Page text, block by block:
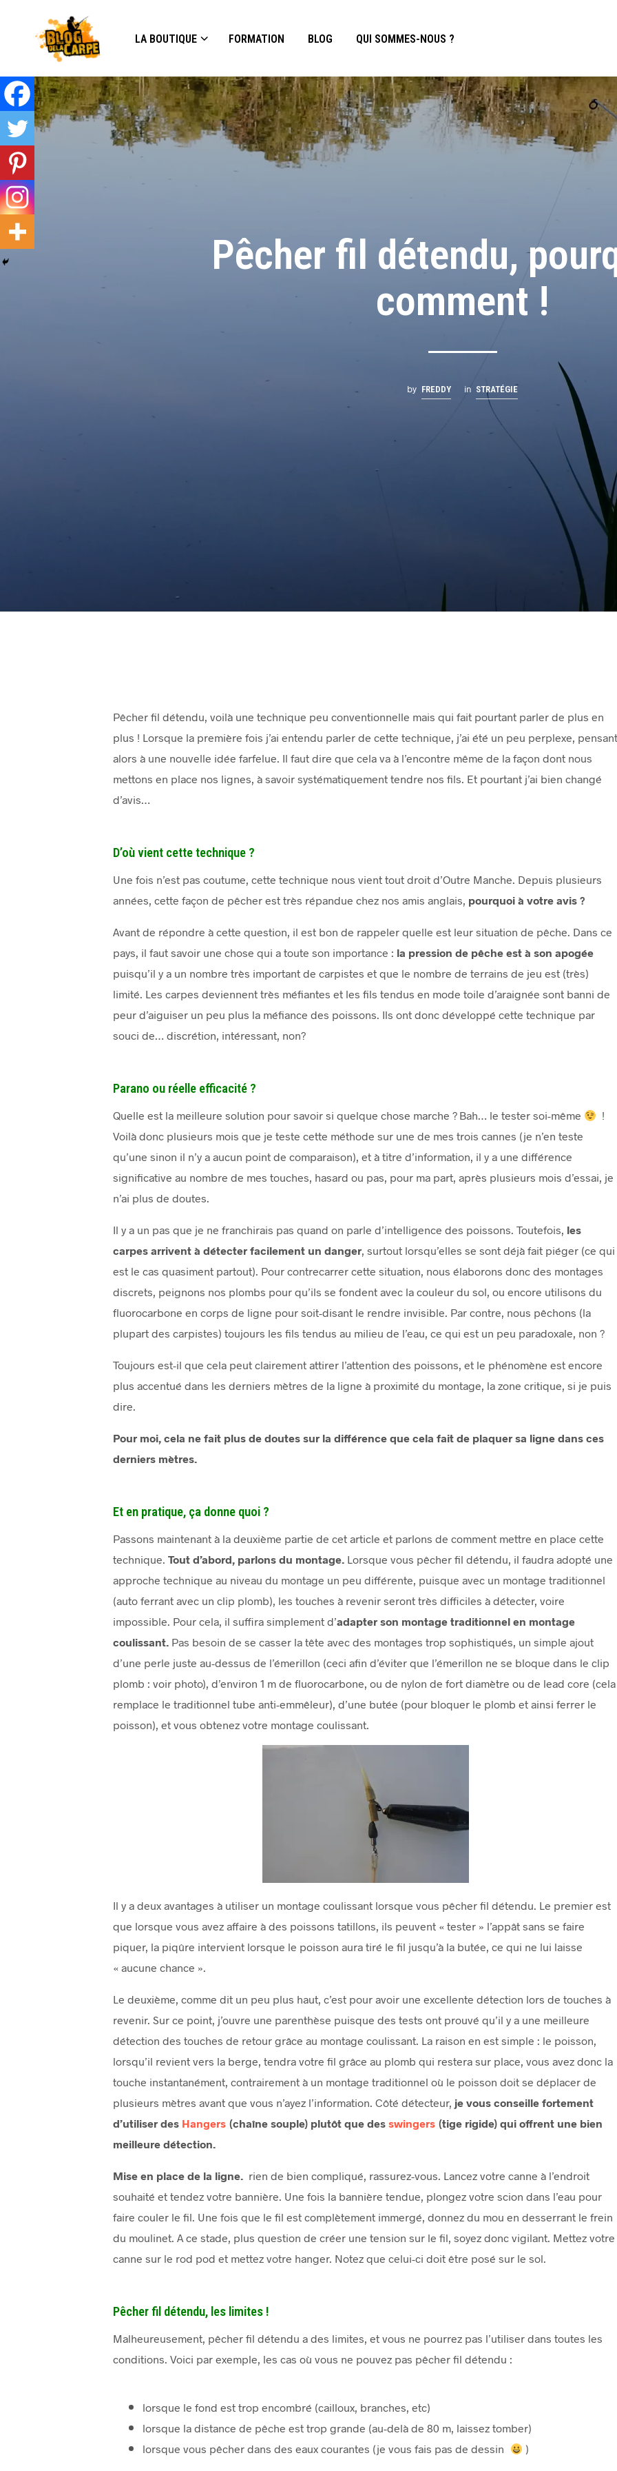
LA BOUTIQUE FORMATION BLOG QUI SOMMES-NOUS ?
Pêcher fil détendu,
comment !
by FREDDY in STRATÉGIE
Pêcher fil détendu, voilà une technique peu conventionnelle mais qui fait pourtant parler de plus en
plus ! Lorsque la première fois j’ai entendu parler de cette technique, j’ai été un peu perplexe, pensant
alors à une nouvelle idée farfelue. Il faut dire que cela va à l’encontre même de la façon dont nous
mettons en place nos lignes, à savoir systématiquement tendre nos fils. Et pourtant j’ai bien changé
d’avis…
D’où vient cette technique ?
Une fois n’est pas coutume, cette technique nous vient tout droit d’Outre Manche. Depuis plusieurs
années, cette façon de pêcher est très répandue chez nos amis anglais, pourquoi à votre avis ?
Avant de répondre à cette question, il est bon de rappeler quelle est leur situation de pêche. Dans ce
pays, il faut savoir une chose qui a toute son importance : la pression de pêche est à son apogée
puisqu’il y a un nombre très important de carpistes et que le nombre de terrains de jeu est (très)
limité. Les carpes deviennent très méfiantes et les fils tendus en mode toile d’araignée sont banni de
peur d’aiguiser un peu plus la méfiance des poissons. Ils ont donc développé cette technique par
souci de… discrétion, intéressant, non?
Parano ou réelle efficacité ?
Quelle est la meilleure solution pour savoir si quelque chose marche ? Bah… le tester soi-même
!
Voilà donc plusieurs mois que je teste cette méthode sur une de mes trois cannes (je n’en teste
qu’une sinon il n’y a aucun point de comparaison), et à titre d’information, il y a une différence
significative au nombre de mes touches, hasard ou pas, pour ma part, après plusieurs mois d’essai, je
n’ai plus de doutes.
Il y a un pas que je ne franchirais pas quand on parle d’intelligence des poissons. Toutefois, les
carpes arrivent à détecter facilement un danger, surtout lorsqu’elles se sont déjà fait piéger (ce qui
est le cas quasiment partout). Pour contrecarrer cette situation, nous élaborons donc des montages
discrets, peignons nos plombs pour qu’ils se fondent avec la couleur du sol, ou encore utilisons du
fluorocarbone en corps de ligne pour soit-disant le rendre invisible. Par contre, nous pêchons (la
plupart des carpistes) toujours les fils tendus au milieu de l’eau, ce qui est un peu paradoxale, non ?
Toujours est-il que cela peut clairement attirer l’attention des poissons, et le phénomène est encore
plus accentué dans les derniers mètres de la ligne à proximité du montage, la zone critique, si je puis
dire.
Pour moi, cela ne fait plus de doutes sur la différence que cela fait de plaquer sa ligne dans ces
derniers mètres.
Et en pratique, ça donne quoi ?
Passons maintenant à la deuxième partie de cet article et parlons de comment mettre en place cette
technique. Tout d’abord, parlons du montage.Lorsque vous pêcher fil détendu, il faudra adopté une
approche technique au niveau du montage un peu différente, puisque avec un montage traditionnel
(auto ferrant avec un clip plomb), les touches à revenir seront très difficiles à détecter, voire
impossible. Pour cela, il suffira simplement d’adapter son montage traditionnel en montage
coulissant.Pas besoin de se casser la tête avec des montages trop sophistiqués, un simple ajout
d’une perle juste au-dessus de l’émerillon (ceci afin d’éviter que l’émerillon ne se bloque dans le clip
plomb : voir photo), d’environ 1 m de fluorocarbone, ou de nylon de fort diamètre ou de lead core (cela
remplace le traditionnel tube anti-emmêleur), d’une butée (pour bloquer le plomb et ainsi ferrer le
poisson), et vous obtenez votre montage coulissant.
Il y a deux avantages à utiliser un montage coulissant lorsque vous pêcher fil détendu. Le premier est
que lorsque vous avez affaire à des poissons tatillons, ils peuvent « tester » l’appât sans se faire
piquer, la piqûre intervient lorsque le poisson aura tiré le fil jusqu’à la butée, ce qui ne lui laisse
« aucune chance ».
Le deuxième, comme dit un peu plus haut, c’est pour avoir une excellente détection lors de touches à
revenir. Sur ce point, j’ouvre une parenthèse puisque des tests ont prouvé qu’il y a une meilleure
détection des touches de retour grâce au montage coulissant. La raison en est simple : le poisson,
lorsqu’il revient vers la berge, tendra votre fil grâce au plomb qui restera sur place, vous avez donc la
touche instantanément, contrairement à un montage traditionnel où le poisson doit se déplacer de
plusieurs mètres avant que vous n’ayez l’information. Côté détecteur, je vous conseille fortement
d’utiliser des Hangers (chaîne souple) plutôt que des swingers (tige rigide) qui offrent une bien
meilleure détection.
Mise en place de la ligne.rien de bien compliqué, rassurez-vous. Lancez votre canne à l’endroit
souhaité et tendez votre bannière. Une fois la bannière tendue, plongez votre scion dans l’eau pour
faire couler le fil. Une fois que le fil est complètement immergé, donnez du mou en desserrant le frein
du moulinet. A ce stade, plus question de créer une tension sur le fil, soyez donc vigilant. Mettez votre
canne sur le rod pod et mettez votre hanger. Notez que celui-ci doit être posé sur le sol.
Pêcher fil détendu, les limites !
Malheureusement, pêcher fil détendu a des limites, et vous ne pourrez pas l’utiliser dans toutes les
conditions. Voici par exemple, les cas où vous ne pouvez pas pêcher fil détendu :
lorsque le fond est trop encombré (cailloux, branches, etc)
lorsque la distance de pêche est trop grande (au-delà de 80 m, laissez tomber)
lorsque vous pêcher dans des eaux courantes (je vous fais pas de dessin
)